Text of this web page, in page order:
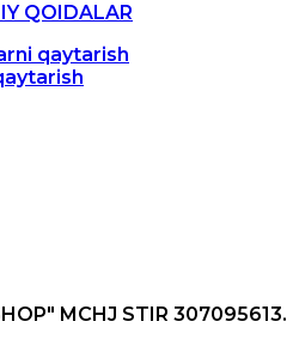
QOIDALAR
qaytarish
MCHJ STIR 307095613.